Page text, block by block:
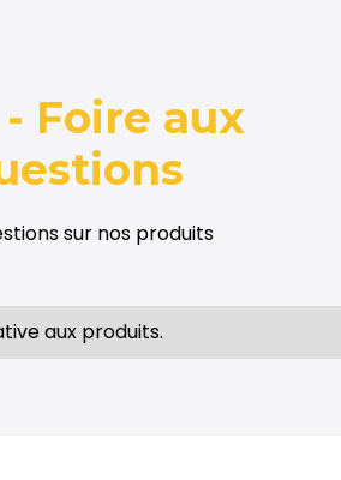
- Foire aux
sur nos produits
aux produits.